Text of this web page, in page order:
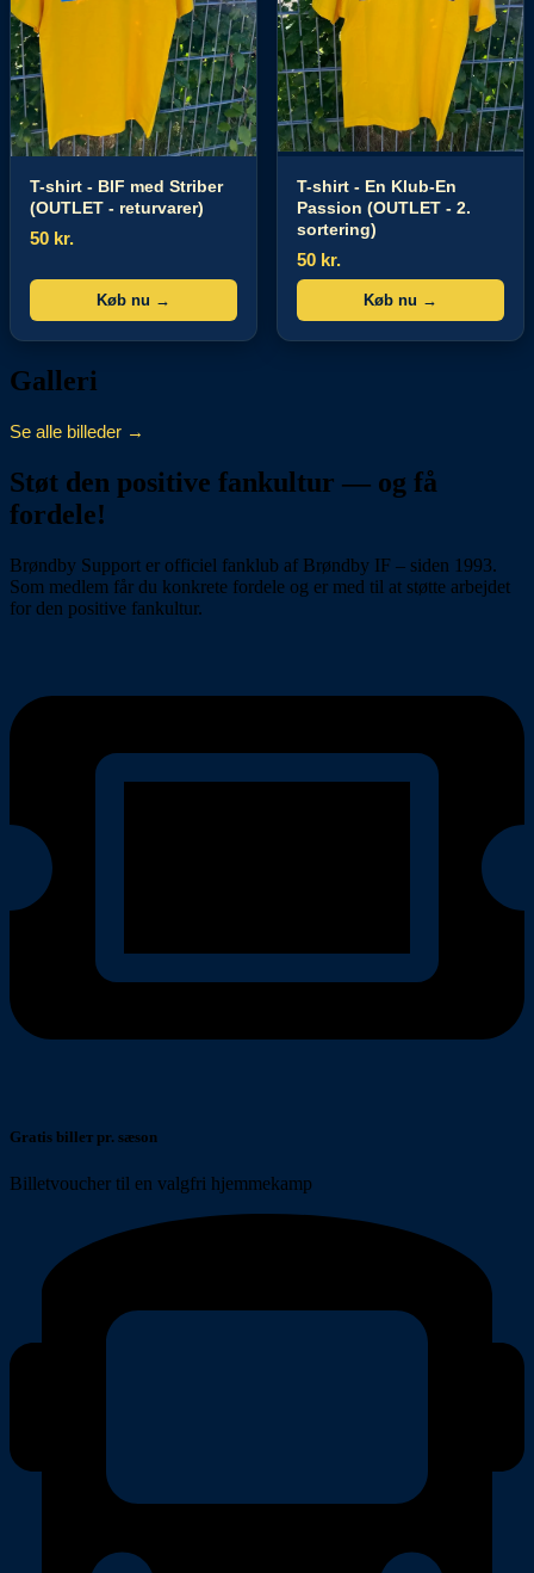
T-shirt - BIF med Striber
(OUTLET - returvarer)
50 kr.
Køb nu →
T-shirt - En Klub-En
Passion (OUTLET - 2.
sortering)
50 kr.
Køb nu →
Galleri
Se alle billeder →
Støt den positive fankultur — og få
fordele!
Brøndby Support er officiel fanklub af Brøndby IF – siden 1993.
Som medlem får du konkrete fordele og er med til at støtte arbejdet
for den positive fankultur.
Gratis billет pr. sæson
Billetvoucher til en valgfri hjemmekamp